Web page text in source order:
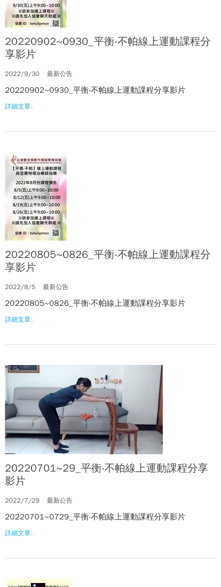
20220902~0930_平衡‧不帕線上運動課程分
享影片
2022/9/30 最新公告
20220902~0930_平衡‧不帕線上運動課程分享影片
詳細文章..
20220805~0826_平衡‧不帕線上運動課程分
享影片
2022/8/5 最新公告
20220805~0826_平衡‧不帕線上運動課程分享影片
詳細文章..
20220701~29_平衡‧不帕線上運動課程分享
影片
2022/7/29 最新公告
20220701~0729_平衡‧不帕線上運動課程分享影片
詳細文章..